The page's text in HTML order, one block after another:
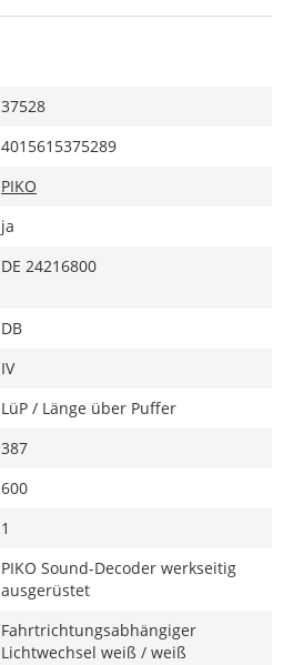
37528
4015615375289
PIKO
ja
DE 24216800
DB
IV
LüP / Länge über Puffer
387
600
1
PIKO Sound-Decoder werkseitig
ausgerüstet
Fahrtrichtungsabhängiger
Lichtwechsel weiß / weiß